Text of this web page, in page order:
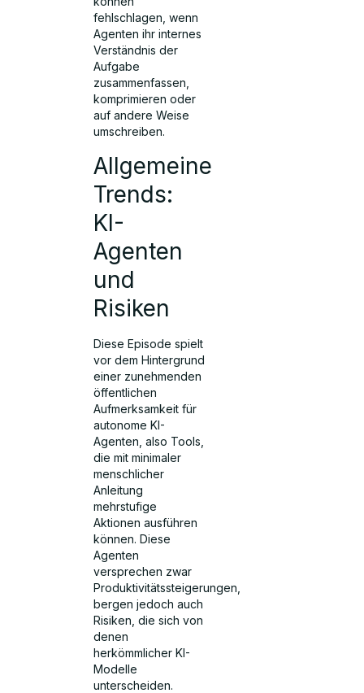
fehlschlagen, wenn
Agenten ihr internes
Verständnis der
Aufgabe
zusammenfassen,
komprimieren oder
auf andere Weise
umschreiben.
Allgemeine
Trends:
KI-
Agenten
und
Risiken
Diese Episode spielt
vor dem Hintergrund
einer zunehmenden
öffentlichen
Aufmerksamkeit für
autonome KI-
Agenten, also Tools,
die mit minimaler
menschlicher
Anleitung
mehrstufige
Aktionen ausführen
können. Diese
Agenten
versprechen zwar
Produktivitätssteigerungen,
bergen jedoch auch
Risiken, die sich von
denen
herkömmlicher KI-
Modelle
unterscheiden.